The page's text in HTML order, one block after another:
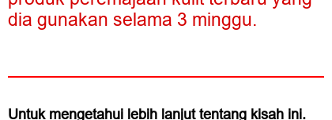
dia gunakan selama 3 minggu.
Untuk mengetahui lebih lanjut tentang kisah ini.